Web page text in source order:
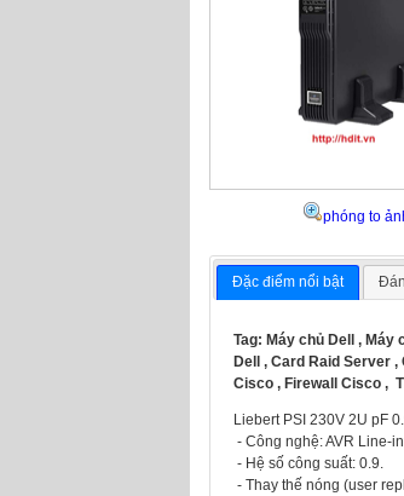
phóng to
Đặc điểm nổi bật
Tag: Máy chủ Dell, Máy
Dell, Card Raid Server,
Cisco, Firewall Cisco,
Liebert PSI 230V 2U pF
- Công nghệ: AVR Line-
- Hệ số công suất: 0.9.
- Thay thế nóng (user